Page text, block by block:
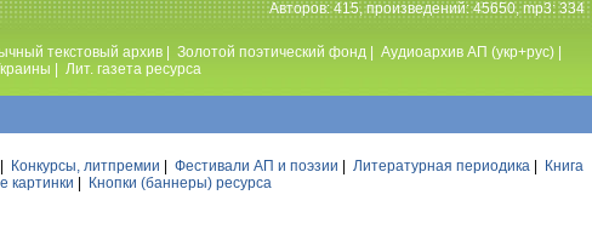
Авторов: 415, произведений: 45650, mp3: 334
текстовый архив Золотой поэтический фонд Аудиоархив АП (укр+рус)
Лит. газета ресурса
Конкурсы, литпремии Фестивали АП и поэзии Литературная периодика
Книга
картинки Кнопки (баннеры) ресурса